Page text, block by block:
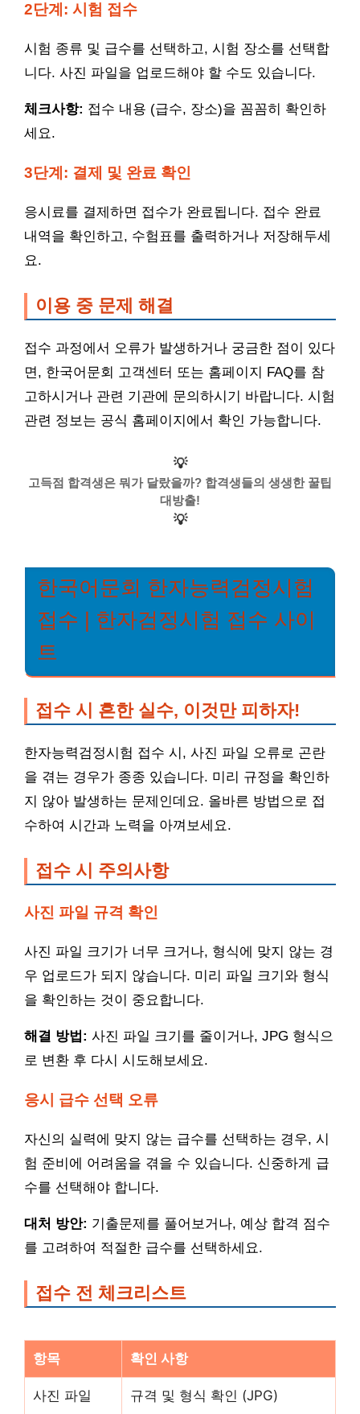
2단계: 시험 접수
시험 종류 및 급수를 선택하고, 시험 장소를 선택합
니다. 사진 파일을 업로드해야 할 수도 있습니다.
체크사항: 접수 내용 (급수, 장소)을 꼼꼼히 확인하
세요.
3단계: 결제 및 완료 확인
응시료를 결제하면 접수가 완료됩니다. 접수 완료
내역을 확인하고, 수험표를 출력하거나 저장해두세
요.
이용 중 문제 해결
접수 과정에서 오류가 발생하거나 궁금한 점이 있다
면, 한국어문회 고객센터 또는 홈페이지 FAQ를 참
고하시거나 관련 기관에 문의하시기 바랍니다. 시험
관련 정보는 공식 홈페이지에서 확인 가능합니다.
💡
고득점 합격생은 뭐가 달랐을까? 합격생들의 생생한 꿀팁
대방출!
💡
한국어문회 한자능력검정시험
접수 | 한자검정시험 접수 사이
트
접수 시 흔한 실수, 이것만 피하자!
한자능력검정시험 접수 시, 사진 파일 오류로 곤란
을 겪는 경우가 종종 있습니다. 미리 규정을 확인하
지 않아 발생하는 문제인데요. 올바른 방법으로 접
수하여 시간과 노력을 아껴보세요.
접수 시 주의사항
사진 파일 규격 확인
사진 파일 크기가 너무 크거나, 형식에 맞지 않는 경
우 업로드가 되지 않습니다. 미리 파일 크기와 형식
을 확인하는 것이 중요합니다.
해결 방법: 사진 파일 크기를 줄이거나, JPG 형식으
로 변환 후 다시 시도해보세요.
응시 급수 선택 오류
자신의 실력에 맞지 않는 급수를 선택하는 경우, 시
험 준비에 어려움을 겪을 수 있습니다. 신중하게 급
수를 선택해야 합니다.
대처 방안: 기출문제를 풀어보거나, 예상 합격 점수
를 고려하여 적절한 급수를 선택하세요.
접수 전 체크리스트
항목 확인 사항
사진 파일 규격 및 형식 확인 (JPG)